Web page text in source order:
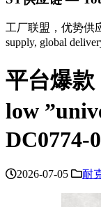
工厂联盟，优势供
supply, global
平台爆款
low
DC0774-
2026-07-05 耐